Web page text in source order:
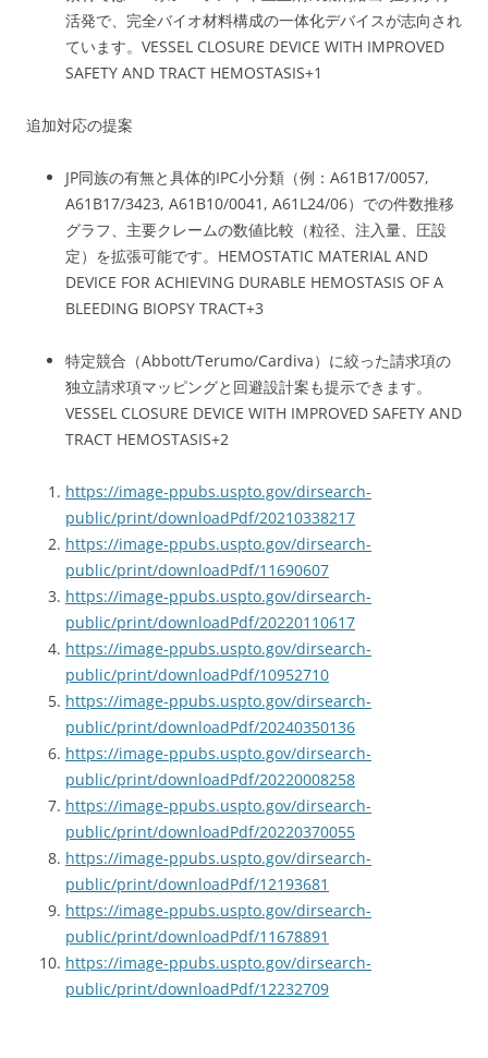
活発で、完全バイオ材料構成の一体化デバイスが志向され
ています。 VESSEL CLOSURE DEVICE WITH IMPROVED
SAFETY AND TRACT HEMOSTASIS+1
追加対応の提案
JP同族の有無と具体的IPC小分類（例：A61B17/0057,
A61B17/3423, A61B10/0041, A61L24/06）での件数推移
グラフ、主要クレームの数値比較（粒径、注入量、圧設
定）を拡張可能です。 HEMOSTATIC MATERIAL AND
DEVICE FOR ACHIEVING DURABLE HEMOSTASIS OF A
BLEEDING BIOPSY TRACT+3
特定競合（Abbott/Terumo/Cardiva）に絞った請求項の
独立請求項マッピングと回避設計案も提示できます。
VESSEL CLOSURE DEVICE WITH IMPROVED SAFETY AND
TRACT HEMOSTASIS+2
https://image-ppubs.uspto.gov/dirsearch-
public/print/downloadPdf/20210338217
https://image-ppubs.uspto.gov/dirsearch-
public/print/downloadPdf/11690607
https://image-ppubs.uspto.gov/dirsearch-
public/print/downloadPdf/20220110617
https://image-ppubs.uspto.gov/dirsearch-
public/print/downloadPdf/10952710
https://image-ppubs.uspto.gov/dirsearch-
public/print/downloadPdf/20240350136
https://image-ppubs.uspto.gov/dirsearch-
public/print/downloadPdf/20220008258
https://image-ppubs.uspto.gov/dirsearch-
public/print/downloadPdf/20220370055
https://image-ppubs.uspto.gov/dirsearch-
public/print/downloadPdf/12193681
https://image-ppubs.uspto.gov/dirsearch-
public/print/downloadPdf/11678891
https://image-ppubs.uspto.gov/dirsearch-
public/print/downloadPdf/12232709